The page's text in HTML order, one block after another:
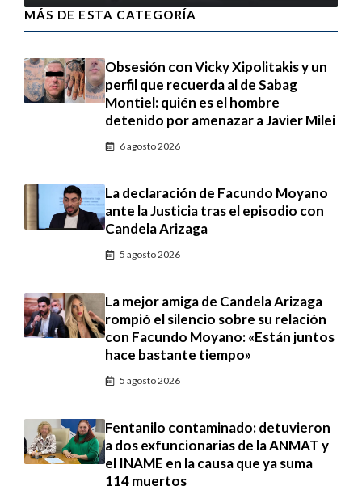
MÁS DE ESTA CATEGORÍA
Obsesión con Vicky Xipolitakis y un
perfil que recuerda al de Sabag
Montiel: quién es el hombre
detenido por amenazar a Javier Milei
6 agosto 2026
La declaración de Facundo Moyano
ante la Justicia tras el episodio con
Candela Arizaga
5 agosto 2026
La mejor amiga de Candela Arizaga
rompió el silencio sobre su relación
con Facundo Moyano: «Están juntos
hace bastante tiempo»
5 agosto 2026
Fentanilo contaminado: detuvieron
a dos exfuncionarias de la ANMAT y
el INAME en la causa que ya suma
114 muertos